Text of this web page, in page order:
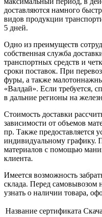
доставляются намного
видов продукции
5 дней.
Одно из преимуществ
собственная служба
транспортных средств и
сроки поставок. При
фуры, а также
«Валдай». Если требуется,
в дальние регионы на
Стоимость доставки
зависимости от объемов
пр. Также предоставляется
индивидуальному графику.
материалов с помощью
клиента.
Имеется возможность
склада. Перед самовывозом
узнать о наличии товара,
Название сертификата